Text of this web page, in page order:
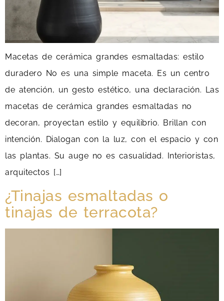
Macetas de cerámica grandes esmaltadas: estilo
duradero No es una simple maceta. Es un centro
de atención, un gesto estético, una declaración. Las
macetas de cerámica grandes esmaltadas no
decoran, proyectan estilo y equilibrio. Brillan con
intención. Dialogan con la luz, con el espacio y con
las plantas. Su auge no es casualidad. Interioristas,
arquitectos […]
¿Tinajas esmaltadas o
tinajas de terracota?